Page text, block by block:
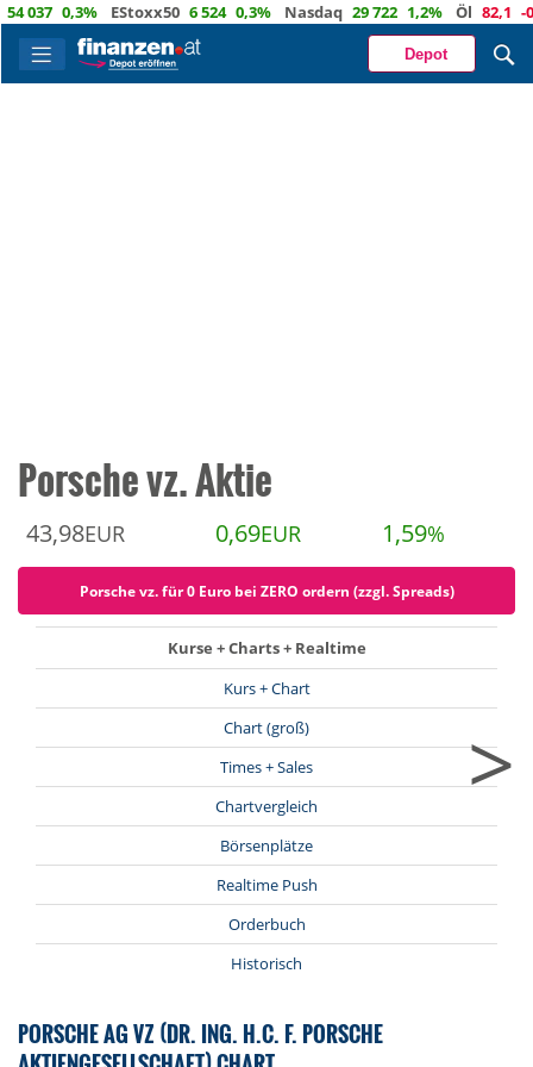
037 0,3% EStoxx50 6 524 0,3% Nasdaq 29 722 1,2% Öl 82,1 -
Depot
Porsche vz. Aktie
43,98EUR 0,69EUR 1,59%
Porsche vz. für 0 Euro bei ZERO ordern (zzgl. Spreads)
Kurse + Charts + Realtime
Kurs + Chart
Chart (groß)
Times + Sales
Chartvergleich
Börsenplätze
Realtime Push
Orderbuch
Historisch
>
PORSCHE AG VZ (DR. ING. H.C. F. PORSCHE